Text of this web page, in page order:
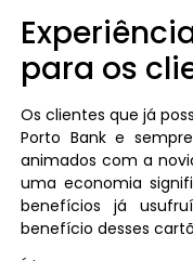
para os
Os clientes que já
Porto Bank e
animados com a
uma economia
benefícios já
benefício desses